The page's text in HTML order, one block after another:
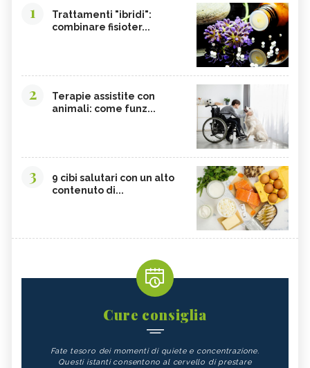
1
Trattamenti "ibridi":
combinare fisioter...
2
Terapie assistite con
animali: come funz...
3
9 cibi salutari con un alto
contenuto di...
Cure consiglia
Fate tesoro dei momenti di quiete e concentrazione.
Questi istanti consentono al cervello di prestare